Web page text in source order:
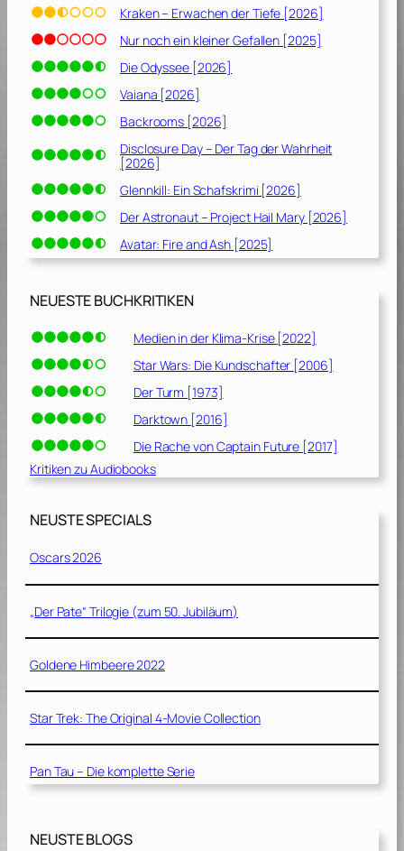
Kraken – Erwachen der Tiefe [2026]
Nur noch ein kleiner Gefallen [2025]
Die Odyssee [2026]
Vaiana [2026]
Backrooms [2026]
Disclosure Day – Der Tag der Wahrheit
[2026]
Glennkill: Ein Schafskrimi [2026]
Der Astronaut – Project Hail Mary [2026]
Avatar: Fire and Ash [2025]
NEUESTE BUCHKRITIKEN
Medien in der Klima-Krise [2022]
Star Wars: Die Kundschafter [2006]
Der Turm [1973]
Darktown [2016]
Die Rache von Captain Future [2017]
Kritiken zu Audiobooks
NEUSTE SPECIALS
Oscars 2026
„Der Pate“ Trilogie (zum 50. Jubiläum)
Goldene Himbeere 2022
Star Trek: The Original 4-Movie Collection
Pan Tau – Die komplette Serie
NEUSTE BLOGS